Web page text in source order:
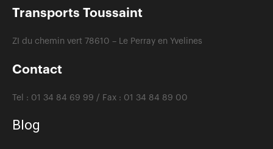
Transports Toussaint
ZI du chemin vert 78610 – Le Perray en Yvelines
Contact
Tel : 01 34 84 69 99 / Fax : 01 34 84 89 00
Blog